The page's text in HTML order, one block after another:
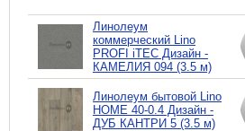
Линолеум
коммерческий Lino
PROFI iTEC Дизайн -
КАМЕЛИЯ 094 (3.5 м)
Линолеум бытовой Lino
HOME 40-0.4 Дизайн -
ДУБ КАНТРИ 5 (3.5 м)